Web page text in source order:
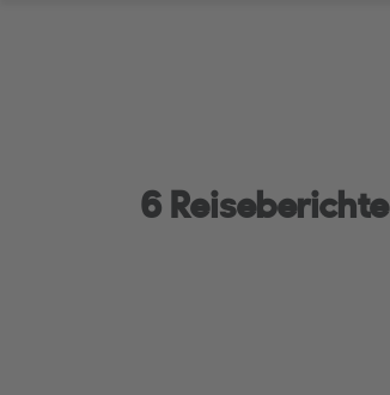
6 Reiseberichte